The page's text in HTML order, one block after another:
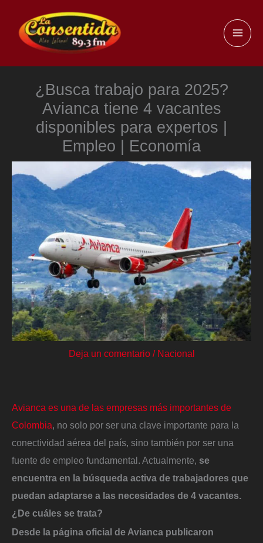
contenido
¿Busca trabajo para 2025?
Avianca tiene 4 vacantes
disponibles para expertos |
Empleo | Economía
Deja un comentario / Nacional
Avianca es una de las empresas más importantes de
Colombia, no solo por ser una clave importante para la
conectividad aérea del país, sino también por ser una
fuente de empleo fundamental. Actualmente, se
encuentra en la búsqueda activa de trabajadores que
puedan adaptarse a las necesidades de 4 vacantes.
¿De cuáles se trata?
Desde la página oficial de Avianca publicaron